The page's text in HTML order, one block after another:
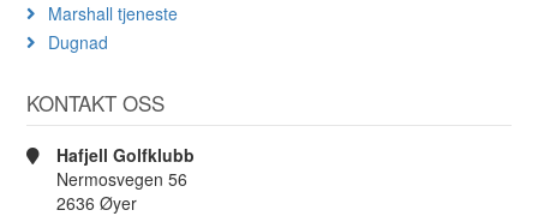
Marshall tjeneste
Dugnad
KONTAKT OSS
Hafjell Golfklubb
Nermosvegen 56
2636 Øyer